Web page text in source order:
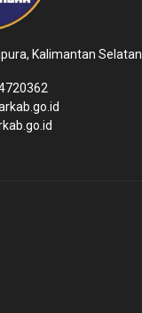
Kalimantan Selatan